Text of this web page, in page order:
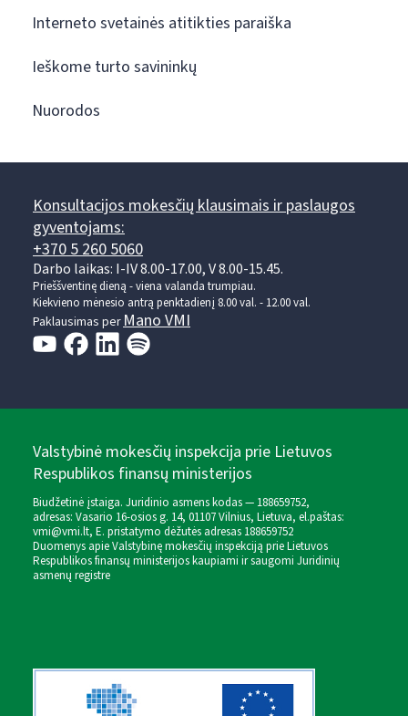
Interneto svetainės atitikties paraiška
Ieškome turto savininkų
Nuorodos
Konsultacijos mokesčių klausimais ir paslaugos
gyventojams:
+370 5 260 5060
Darbo laikas: I-IV 8.00-17.00, V 8.00-15.45.
Prieššventinę dieną - viena valanda trumpiau.
Kiekvieno mėnesio antrą penktadienį 8.00 val. - 12.00 val.
Paklausimas perMano VMI
Valstybinė mokesčių inspekcija prie Lietuvos
Respublikos finansų ministerijos
Biudžetinė įstaiga. Juridinio asmens kodas — 188659752,
adresas: Vasario 16-osios g. 14, 01107 Vilnius, Lietuva, el.paštas:
vmi@vmi.lt, E. pristatymo dėžutės adresas 188659752
Duomenys apie Valstybinę mokesčių inspekciją prie Lietuvos
Respublikos finansų ministerijos kaupiami ir saugomi Juridinių
asmenų registre